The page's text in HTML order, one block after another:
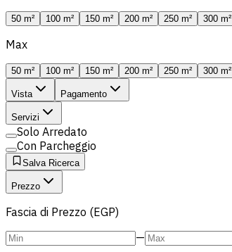
50 m² 100 m² 150 m² 200 m² 250 m² 300 m²
Max
50 m² 100 m² 150 m² 200 m² 250 m² 300 m²
Vista Pagamento
Servizi
Solo Arredato
Con Parcheggio
Salva Ricerca
Prezzo
Fascia di Prezzo (EGP)
—